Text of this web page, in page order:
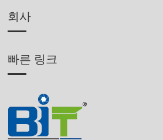
회사
빠른 링크